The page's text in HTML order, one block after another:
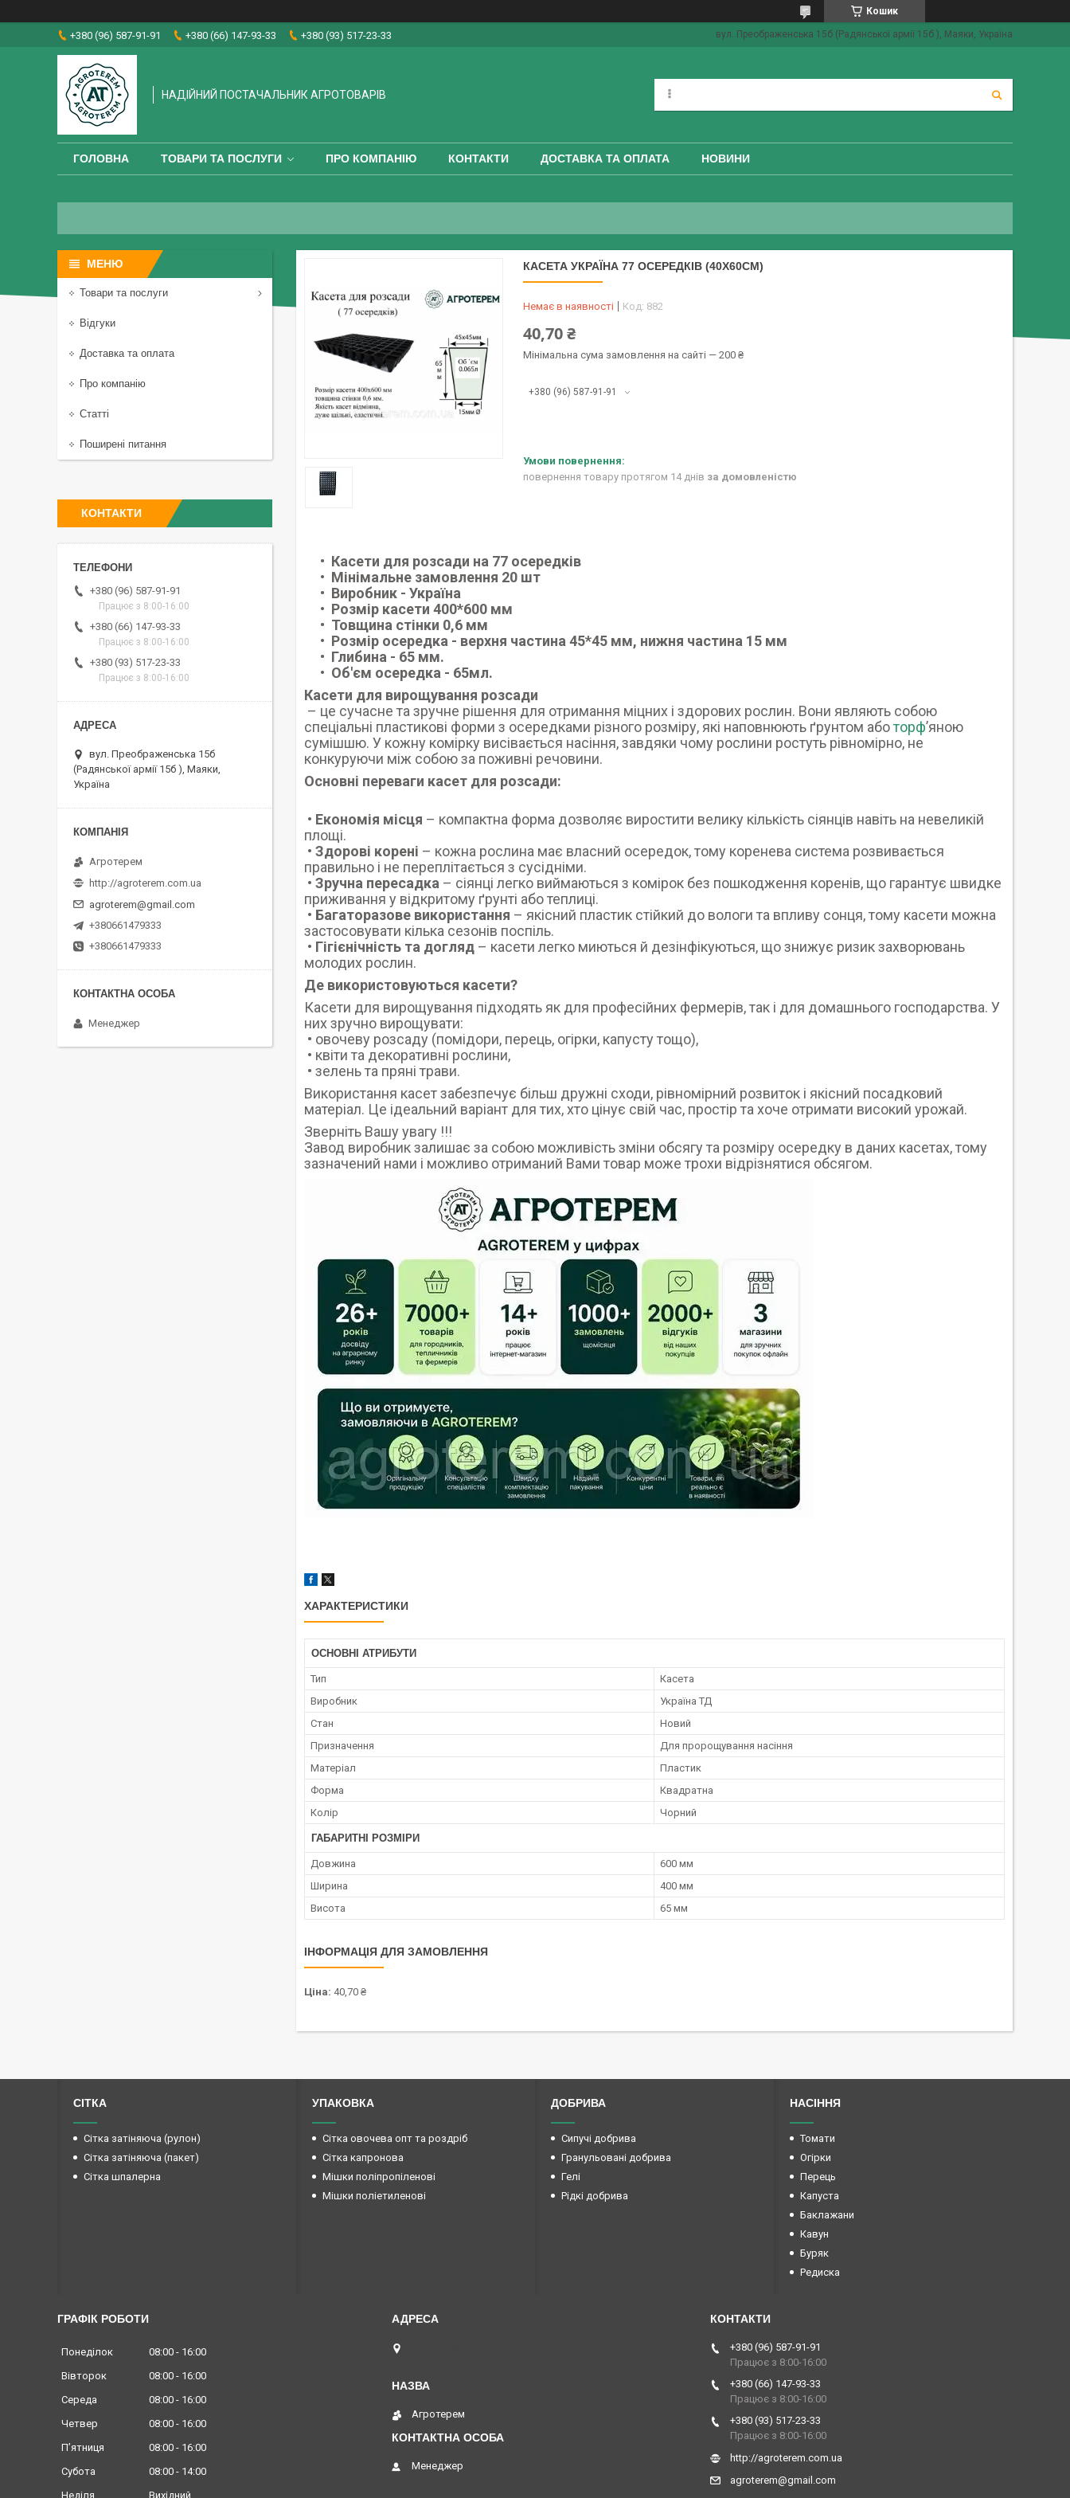
Кошик
+380 (96) 587-91-91 +380 (66) 147-93-33 +380 (93) 517-23-33 вул. Преображенська 15б (Радянської армії 15б ), Маяки, Україна
НАДІЙНИЙ ПОСТАЧАЛЬНИК АГРОТОВАРІВ
ГОЛОВНА ТОВАРИ ТА ПОСЛУГИ ПРО КОМПАНІЮ КОНТАКТИ ДОСТАВКА ТА ОПЛАТА НОВИНИ
КАСЕТА УКРАЇНА 77 ОСЕРЕДКІВ (40Х60СМ)
Немає в наявності Код: 882
40,70 ₴
Мінімальна сума замовлення на сайті — 200 ₴
+380 (96) 587-91-91
повернення товару протягом 14 днів за домовленістю
Касети для розсади на 77 осередків
Мінімальне замовлення 20 шт
Виробник - Україна
Розмір касети 400*600 мм
Товщина стінки 0,6 мм
Розмір осередка - верхня частина 45*45 мм, нижня частина 15 мм
Глибина - 65 мм.
Об'єм осередка - 65мл.
Касети для вирощування розсади
– це сучасне та зручне рішення для отримання міцних і здорових рослин. Вони являють собою
спеціальні пластикові форми з осередками різного розміру, які наповнюють ґрунтом аботорф’яною
сумішшю. У кожну комірку висівається насіння, завдяки чому рослини ростуть рівномірно, не
конкуруючи між собою за поживні речовини.
Основні переваги касет для розсади:
• Економія місця – компактна форма дозволяє виростити велику кількість сіянців навіть на невеликій
площі.
• Здорові корені – кожна рослина має власний осередок, тому коренева система розвивається
правильно і не переплітається з сусідніми.
• Зручна пересадка – сіянці легко виймаються з комірок без пошкодження коренів, що гарантує швидке
приживання у відкритому ґрунті або теплиці.
• Багаторазове використання – якісний пластик стійкий до вологи та впливу сонця, тому касети можна
застосовувати кілька сезонів поспіль.
• Гігієнічність та догляд – касети легко миються й дезінфікуються, що знижує ризик захворювань
молодих рослин.
Де використовуються касети?
Касети для вирощування підходять як для професійних фермерів, так і для домашнього господарства. У
них зручно вирощувати:
• овочеву розсаду (помідори, перець, огірки, капусту тощо),
• квіти та декоративні рослини,
• зелень та пряні трави.
Використання касет забезпечує більш дружні сходи, рівномірний розвиток і якісний посадковий
матеріал. Це ідеальний варіант для тих, хто цінує свій час, простір та хоче отримати високий урожай.
Зверніть Вашу увагу !!!
Завод виробник залишає за собою можливість зміни обсягу та розміру осередку в даних касетах, тому
зазначений нами і можливо отриманий Вами товар може трохи відрізнятися обсягом.
ХАРАКТЕРИСТИКИ
ОСНОВНІ АТРИБУТИ
Тип
Касета
Виробник
Україна ТД
Стан
Новий
Призначення
Для пророщування насіння
Матеріал
Пластик
Форма
Квадратна
Колір
Чорний
ГАБАРИТНІ РОЗМІРИ
Довжина
600 мм
Ширина
400 мм
Висота
65 мм
ІНФОРМАЦІЯ ДЛЯ ЗАМОВЛЕННЯ
Ціна: 40,70 ₴
Товари та послуги
Відгуки
Доставка та оплата
Про компанію
Статті
Поширені питання
КОНТАКТИ
+380 (96) 587-91-91
Працює з 8:00-16:00
+380 (66) 147-93-33
Працює з 8:00-16:00
+380 (93) 517-23-33
Працює з 8:00-16:00
вул. Преображенська 15б
(Радянської армії 15б ), Маяки,
Україна
Агротерем
http://agroterem.com.ua
agroterem@gmail.com
+380661479333
+380661479333
Менеджер
СІТКА
Сітка затіняюча (рулон)
Сітка затіняюча (пакет)
Сітка шпалерна
УПАКОВКА
Сітка овочева опт та роздріб
Сітка капронова
Мішки поліпропіленові
Мішки поліетиленові
ДОБРИВА
Сипучі добрива
Гранульовані добрива
Гелі
Рідкі добрива
НАСІННЯ
Томати
Огірки
Перець
Капуста
Баклажани
Кавун
Буряк
Редиска
ГРАФІК РОБОТИ
Понеділок 08:00
16:00
Вівторок
08:00
16:00
Середа
08:00
16:00
Четвер
08:00
16:00
Пʼятниця
08:00
16:00
Субота
08:00
14:00
Неділя
Вихідний
Агротерем
Менеджер
+380 (96) 587-91-91
Працює з 8:00-16:00
+380 (66) 147-93-33
Працює з 8:00-16:00
+380 (93) 517-23-33
Працює з 8:00-16:00
http://agroterem.com.ua
agroterem@gmail.com